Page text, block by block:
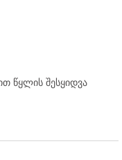
წყლის შესყიდვა